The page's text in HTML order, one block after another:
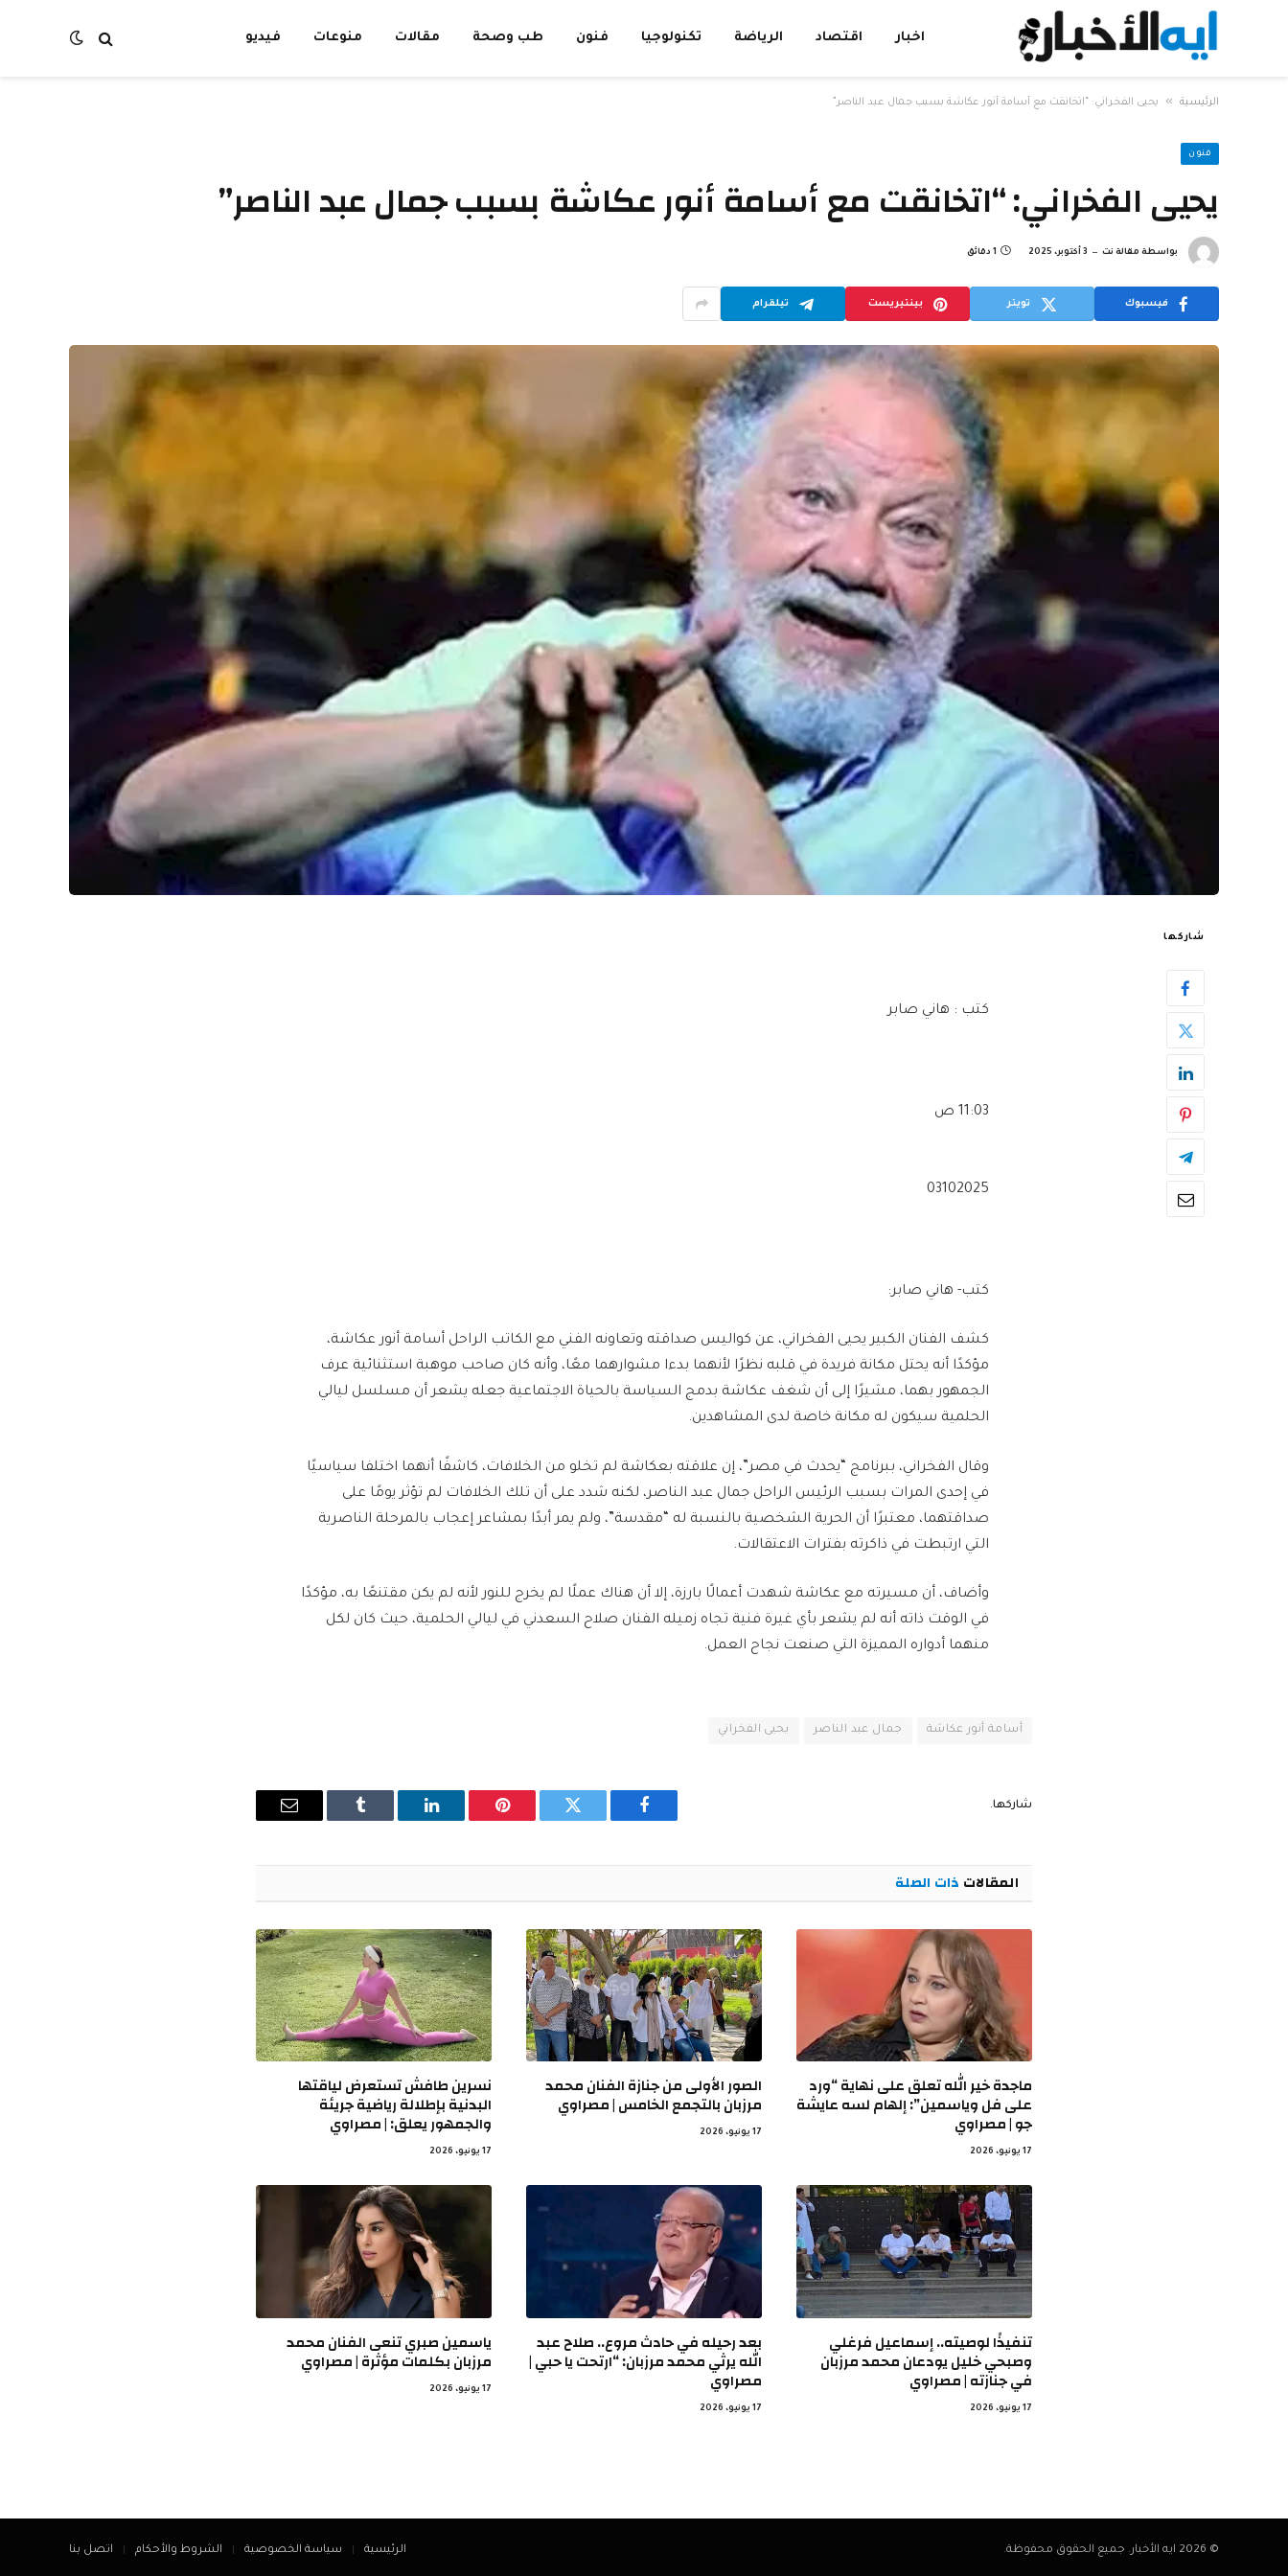
اخبار اقتصاد الرياضة تكنولوجيا فنون طب وصحة مقالات منوعات فيديو
الرئيسية » يحيى الفخراني: “اتخانقت مع أسامة أنور عكاشة بسبب جمال عبد الناصر”
فنون
يحيى الفخراني: “اتخانقت مع أسامة أنور عكاشة بسبب جمال عبد الناصر”
بواسطة مقالة نت 3 أكتوبر، 2025 1 دقائق
فيسبوك تويتر بينتيريست تيلقرام
شاركها
كتب : هاني صابر
11:03 ص
03102025
كتب- هاني صابر:
كشف الفنان الكبير يحيى الفخراني، عن كواليس صداقته وتعاونه الفني مع الكاتب الراحل أسامة أنور عكاشة،
مؤكدًا أنه يحتل مكانة فريدة في قلبه نظرًا لأنهما بدءا مشوارهما معًا، وأنه كان صاحب موهبة استثنائية عرف
الجمهور بهما، مشيرًا إلى أن شغف عكاشة بدمج السياسة بالحياة الاجتماعية جعله يشعر أن مسلسل ليالي
الحلمية سيكون له مكانة خاصة لدى المشاهدين.
وقال الفخراني، ببرنامج “يحدث في مصر”، إن علاقته بعكاشة لم تخلو من الخلافات، كاشفًا أنهما اختلفا سياسيًا
في إحدى المرات بسبب الرئيس الراحل جمال عبد الناصر، لكنه شدد على أن تلك الخلافات لم تؤثر يومًا على
صداقتهما، معتبرًا أن الحرية الشخصية بالنسبة له “مقدسة”، ولم يمر أبدًا بمشاعر إعجاب بالمرحلة الناصرية
التي ارتبطت في ذاكرته بفترات الاعتقالات.
وأضاف، أن مسيرته مع عكاشة شهدت أعمالًا بارزة، إلا أن هناك عملًا لم يخرج للنور لأنه لم يكن مقتنعًا به، مؤكدًا
في الوقت ذاته أنه لم يشعر بأي غيرة فنية تجاه زميله الفنان صلاح السعدني في ليالي الحلمية، حيث كان لكل
منهما أدواره المميزة التي صنعت نجاح العمل.
أسامة أنور عكاشة جمال عبد الناصر يحيى الفخراني
شاركها.
فيسبوك تويتر بينتيريستلينكدإن Tumblr
البريد
المقالات ذات الصلة
ماجدة خير الله تعلق على نهاية “ورد
على فل وياسمين”: إلهام لسه عايشة
جو | مصراوي
17 يونيو، 2026
الصور الأولى من جنازة الفنان محمد
مرزبان بالتجمع الخامس | مصراوي
17 يونيو، 2026
نسرين طافش تستعرض لياقتها
البدنية بإطلالة رياضية جريئة
والجمهور يعلق: | مصراوي
17 يونيو، 2026
تنفيذًا لوصيته.. إسماعيل فرغلي
وصبحي خليل يودعان محمد مرزبان
في جنازته | مصراوي
17 يونيو، 2026
بعد رحيله في حادث مروع.. صلاح عبد
الله يرثي محمد مرزبان: “ارتحت يا حبي |
مصراوي
17 يونيو، 2026
ياسمين صبري تنعى الفنان محمد
مرزبان بكلمات مؤثرة | مصراوي
17 يونيو، 2026
© 2026 ايه الأخبار. جميع الحقوق محفوظة. الرئيسية سياسة الخصوصية الشروط والأحكام اتصل بنا